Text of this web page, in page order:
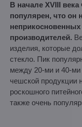
В начале XVIII
популярен, что он
неприкосновенных
производителей.
изделия, которые
стекло. Пик
между 20-ми и 40-ми
чешской продукции
роскошного
также очень